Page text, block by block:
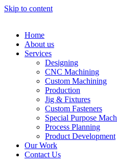
Skip to content
Home
About us
Services
Designing
CNC Machining
Custom Machining
Production
Jig & Fixtures
Custom Fasteners
Special Purpose
Process Planning
Product Development
Our Work
Contact Us